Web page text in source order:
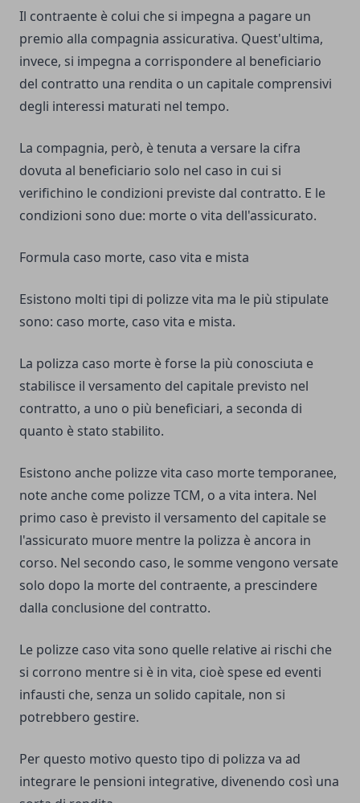
Il contraente è colui che si impegna a pagare un
premio alla compagnia assicurativa. Quest'ultima,
invece, si impegna a corrispondere al beneficiario
del contratto una rendita o un capitale comprensivi
degli interessi maturati nel tempo.
La compagnia, però, è tenuta a versare la cifra
dovuta al beneficiario solo nel caso in cui si
verifichino le condizioni previste dal contratto. E le
condizioni sono due: morte o vita dell'assicurato.
Formula caso morte, caso vita e mista
Esistono molti tipi di polizze vita ma le più stipulate
sono: caso morte, caso vita e mista.
La polizza caso morte è forse la più conosciuta e
stabilisce il versamento del capitale previsto nel
contratto, a uno o più beneficiari, a seconda di
quanto è stato stabilito.
Esistono anche polizze vita caso morte temporanee,
note anche come polizze TCM, o a vita intera. Nel
primo caso è previsto il versamento del capitale se
l'assicurato muore mentre la polizza è ancora in
corso. Nel secondo caso, le somme vengono versate
solo dopo la morte del contraente, a prescindere
dalla conclusione del contratto.
Le polizze caso vita sono quelle relative ai rischi che
si corrono mentre si è in vita, cioè spese ed eventi
infausti che, senza un solido capitale, non si
potrebbero gestire.
Per questo motivo questo tipo di polizza va ad
integrare le pensioni integrative, divenendo così una